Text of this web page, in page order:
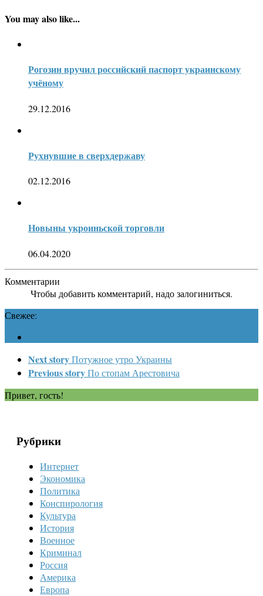
You may also like...
Рогозин вручил российский паспорт украинскому
учёному
29.12.2016
Рухнувшие в сверхдержаву
02.12.2016
Новыны укроиньской торговли
06.04.2020
Комментарии
Чтобы добавить комментарий, надо залогиниться.
Свежее:
Next storyПотужное утро Украины
Previous storyПо стопам Арестовича
Привет, гость!
Рубрики
Интернет
Экономика
Политика
Конспирология
Культура
История
Военное
Криминал
Россия
Америка
Европа